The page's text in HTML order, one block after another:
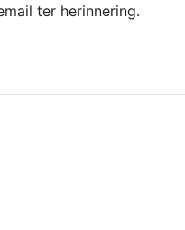
ter herinnering.